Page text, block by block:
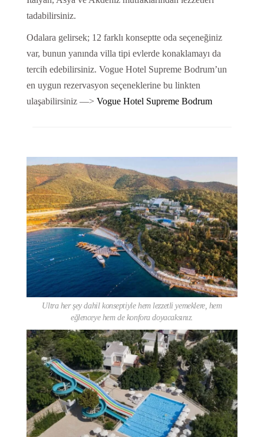
tadabilirsiniz.
Odalara gelirsek; 12 farklı konseptte oda seçeneğiniz
var, bunun yanında villa tipi evlerde konaklamayı da
tercih edebilirsiniz. Vogue Hotel Supreme Bodrum’un
en uygun rezervasyon seçeneklerine bu linkten
ulaşabilirsiniz —> Vogue Hotel Supreme Bodrum
Ultra her şey dahil konseptiyle hem lezzetli yemeklere, hem
eğlenceye hem de konfora doyacaksınız.